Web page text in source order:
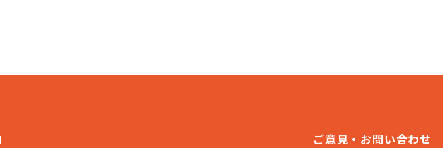
ご意見・お問い合わせ